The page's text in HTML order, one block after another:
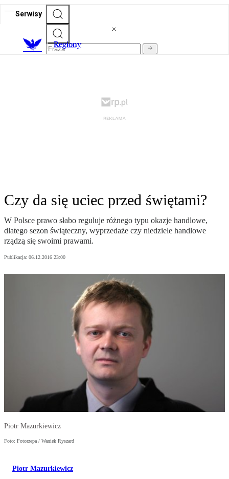
Serwisy
Regiony
Czy da się uciec przed świętami?
W Polsce prawo słabo reguluje różnego typu okazje handlowe,
dlatego sezon świąteczny, wyprzedaże czy niedziele handlowe
rządzą się swoimi prawami.
Publikacja: 06.12.2016 23:00
Piotr Mazurkiewicz
Foto: Fotorzepa / Waniek Ryszard
Piotr Mazurkiewicz